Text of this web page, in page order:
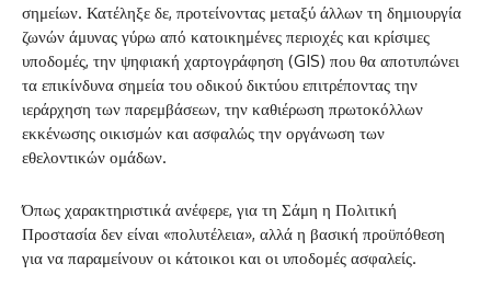
σημείων. Κατέληξε δε, προτείνοντας μεταξύ άλλων τη δημιουργία
ζωνών άμυνας γύρω από κατοικημένες περιοχές και κρίσιμες
υποδομές, την ψηφιακή χαρτογράφηση (GIS) που θα αποτυπώνει
τα επικίνδυνα σημεία του οδικού δικτύου επιτρέποντας την
ιεράρχηση των παρεμβάσεων, την καθιέρωση πρωτοκόλλων
εκκένωσης οικισμών και ασφαλώς την οργάνωση των
εθελοντικών ομάδων.
Όπως χαρακτηριστικά ανέφερε, για τη Σάμη η Πολιτική
Προστασία δεν είναι «πολυτέλεια», αλλά η βασική προϋπόθεση
για να παραμείνουν οι κάτοικοι και οι υποδομές ασφαλείς.